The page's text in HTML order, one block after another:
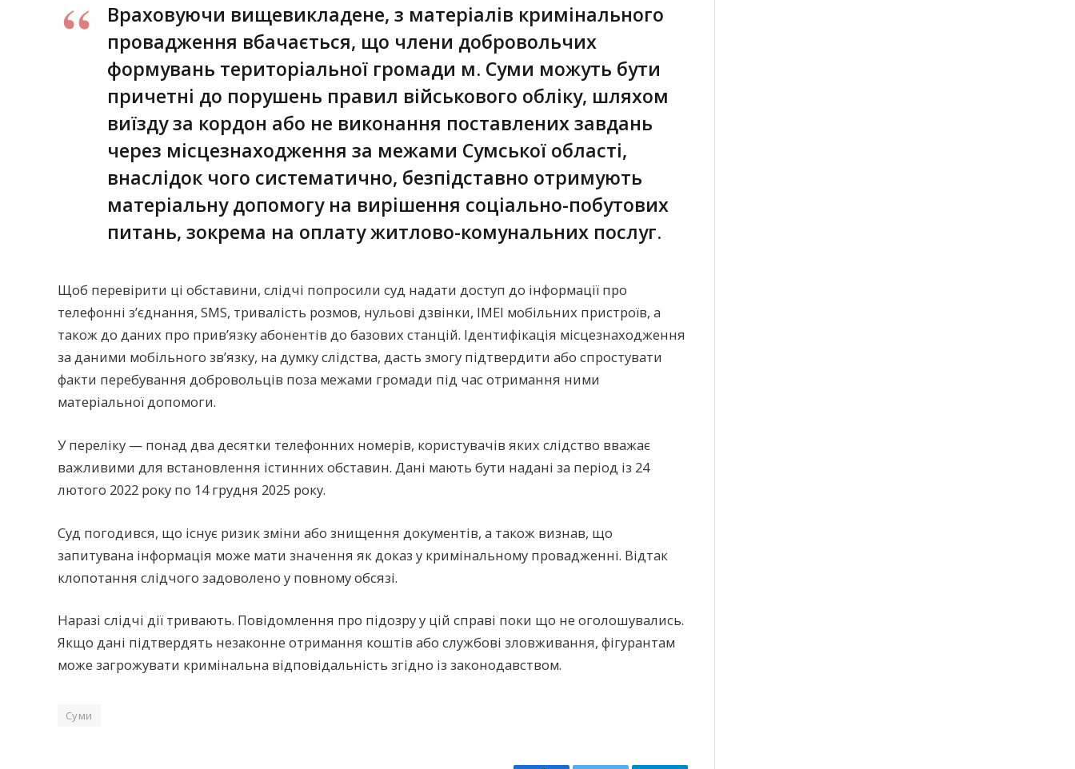
Враховуючи вищевикладене, з матеріалів кримінального
провадження вбачається, що члени добровольчих
формувань територіальної громади м. Суми можуть бути
причетні до порушень правил військового обліку, шляхом
виїзду за кордон або не виконання поставлених завдань
через місцезнаходження за межами Сумської області,
внаслідок чого систематично, безпідставно отримують
матеріальну допомогу на вирішення соціально-побутових
питань, зокрема на оплату житлово-комунальних послуг.
Щоб перевірити ці обставини, слідчі попросили суд надати доступ до інформації про
телефонні з’єднання, SMS, тривалість розмов, нульові дзвінки, ІМЕІ мобільних пристроїв, а
також до даних про прив’язку абонентів до базових станцій. Ідентифікація місцезнаходження
за даними мобільного зв’язку, на думку слідства, дасть змогу підтвердити або спростувати
факти перебування добровольців поза межами громади під час отримання ними
матеріальної допомоги.
У переліку — понад два десятки телефонних номерів, користувачів яких слідство вважає
важливими для встановлення істинних обставин. Дані мають бути надані за період із 24
лютого 2022 року по 14 грудня 2025 року.
Суд погодився, що існує ризик зміни або знищення документів, а також визнав, що
запитувана інформація може мати значення як доказ у кримінальному провадженні. Відтак
клопотання слідчого задоволено у повному обсязі.
Наразі слідчі дії тривають. Повідомлення про підозру у цій справі поки що не оголошувались.
Якщо дані підтвердять незаконне отримання коштів або службові зловживання, фігурантам
може загрожувати кримінальна відповідальність згідно із законодавством.
Суми